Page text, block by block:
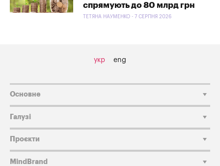
спрямують до 80 млрд грн
ТЕТЯНА НАУМЕНКО - 7 СЕРПНЯ 2026
укр eng
Основне
Галузі
Проєкти
MindBrand